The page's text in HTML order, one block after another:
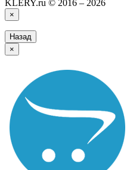
KLERY.ru © 2016 – 2026
×
Назад
×